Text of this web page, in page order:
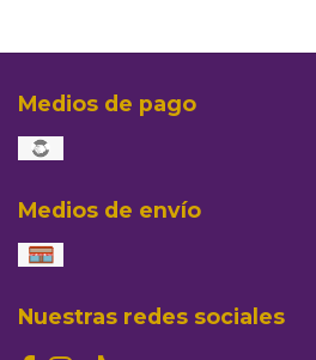
Medios de pago
Medios de envío
Nuestras redes sociales